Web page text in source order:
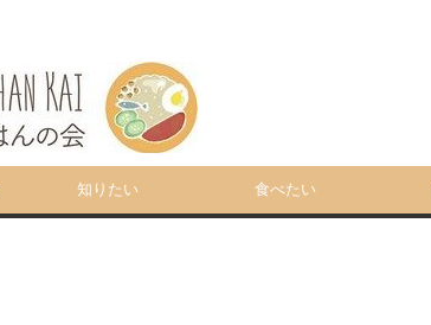
知りたい 食べたい